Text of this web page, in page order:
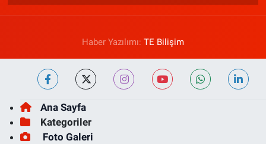
Haber Yazılımı: TE Bilişim
Ana Sayfa
Kategoriler
Foto Galeri